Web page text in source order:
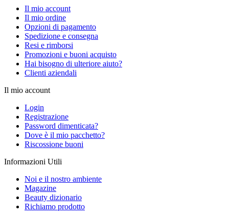
Il mio account
Il mio ordine
Opzioni di pagamento
Spedizione e consegna
Resi e rimborsi
Promozioni e buoni acquisto
Hai bisogno di ulteriore aiuto?
Clienti aziendali
Il mio account
Login
Registrazione
Password dimenticata?
Dove è il mio pacchetto?
Riscossione buoni
Informazioni Utili
Noi e il nostro ambiente
Magazine
Beauty dizionario
Richiamo prodotto